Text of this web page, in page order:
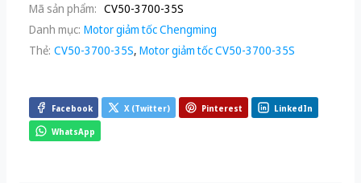
Mã sản phẩm: CV50-3700-35S
Danh mục: Motor giảm tốc Chengming
Thẻ: CV50-3700-35S, Motor giảm tốc CV50-3700-35S
Facebook X (Twitter) Pinterest LinkedIn
WhatsApp